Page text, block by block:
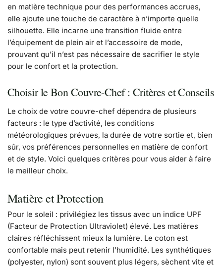
en matière technique pour des performances accrues,
elle ajoute une touche de caractère à n’importe quelle
silhouette. Elle incarne une transition fluide entre
l’équipement de plein air et l’accessoire de mode,
prouvant qu’il n’est pas nécessaire de sacrifier le style
pour le confort et la protection.
Choisir le Bon Couvre-Chef : Critères et Conseils
Le choix de votre couvre-chef dépendra de plusieurs
facteurs : le type d’activité, les conditions
météorologiques prévues, la durée de votre sortie et, bien
sûr, vos préférences personnelles en matière de confort
et de style. Voici quelques critères pour vous aider à faire
le meilleur choix.
Matière et Protection
Pour le soleil : privilégiez les tissus avec un indice UPF
(Facteur de Protection Ultraviolet) élevé. Les matières
claires réfléchissent mieux la lumière. Le coton est
confortable mais peut retenir l’humidité. Les synthétiques
(polyester, nylon) sont souvent plus légers, sèchent vite et